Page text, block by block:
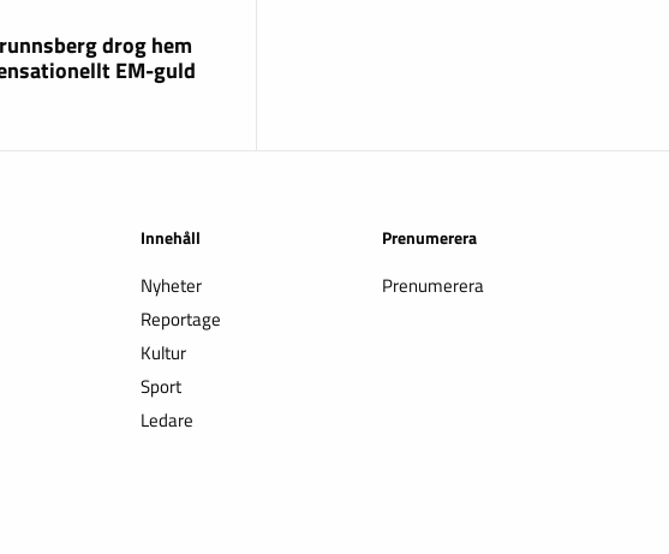
drog hem
EM-guld
Innehåll
Nyheter
Reportage
Kultur
Sport
Ledare
Prenumerera
Prenumerera